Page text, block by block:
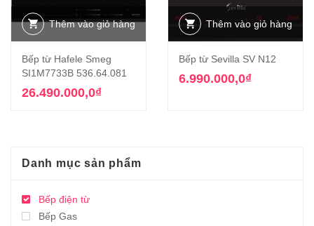
Thêm vào giỏ hàng
Bếp từ Hafele Smeg
SI1M7733B 536.64.081
26.490.000,0₫
Thêm vào giỏ hàng
Bếp từ Sevilla SV N12
6.990.000,0₫
Danh mục sản phẩm
Bếp điện từ
Bếp Gas